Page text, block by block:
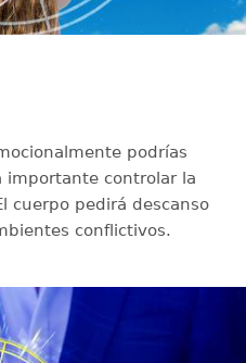
podrías
importante controlar la
cuerpo pedirá descanso
conflictivos.